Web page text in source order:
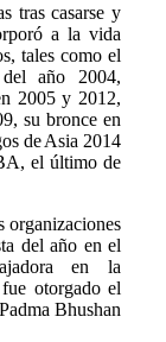
tras casarse y
a la vida
tales como el
año 2004,
2005 y 2012,
su bronce en
de Asia 2014
el último de
organizaciones
del año en el
en la
otorgado el
Bhushan